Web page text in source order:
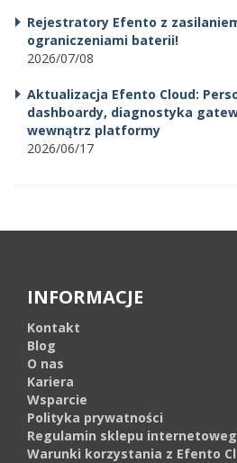
Rejestratory Efento z
ograniczeniami baterii!
2026/07/08
Aktualizacja Efento Cloud:
dashboardy, diagnostyka
wewnątrz platformy
2026/06/17
INFORMACJE
Kontakt
Blog
O nas
Kariera
Wsparcie
Polityka prywatności
Regulamin sklepu
Warunki korzystania z Efento